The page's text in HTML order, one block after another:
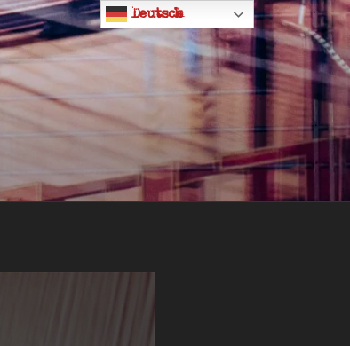
Deutsch